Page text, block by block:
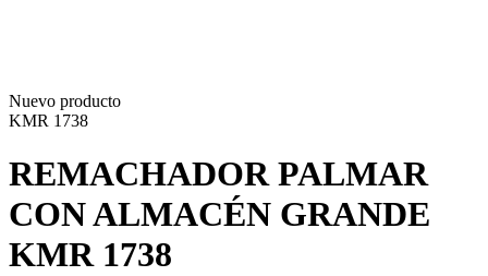
Nuevo producto
KMR 1738
REMACHADOR PALMAR
CON ALMACÉN GRANDE
KMR 1738